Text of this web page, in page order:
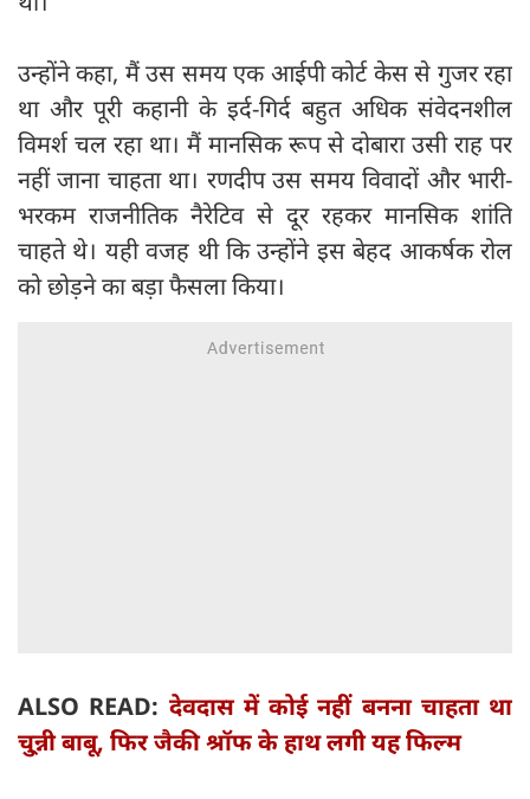
उन्होंने कहा, मैं उस समय एक आईपी कोर्ट केस से गुजर रहा
था और पूरी कहानी के इर्द-गिर्द बहुत अधिक संवेदनशील
विमर्श चल रहा था। मैं मानसिक रूप से दोबारा उसी राह पर
नहीं जाना चाहता था। रणदीप उस समय विवादों और भारी-
भरकम राजनीतिक नैरेटिव से दूर रहकर मानसिक शांति
चाहते थे। यही वजह थी कि उन्होंने इस बेहद आकर्षक रोल
को छोड़ने का बड़ा फैसला किया।
ALSO READ: देवदास में कोई नहीं बनना चाहता था
चु्न्नी बाबू, फिर जैकी श्रॉफ के हाथ लगी यह फिल्म